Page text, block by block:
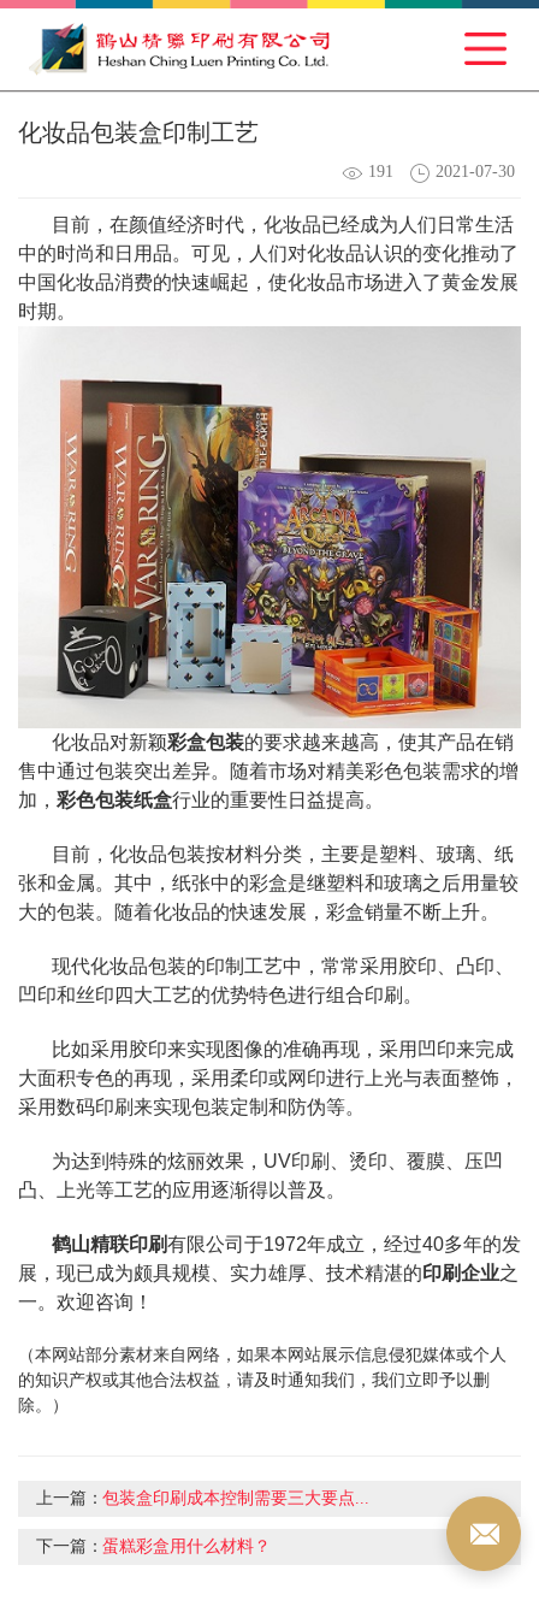
化妆品包装盒印制工艺
191 2021-07-30
目前，在颜值经济时代，化妆品已经成为人们日常生活
中的时尚和日用品。可见，人们对化妆品认识的变化推动了
中国化妆品消费的快速崛起，使化妆品市场进入了黄金发展
时期。
化妆品对新颖彩盒包装的要求越来越高，使其产品在销
售中通过包装突出差异。随着市场对精美彩色包装需求的增
加， 彩色包装纸盒行业的重要性日益提高。
目前，化妆品包装按材料分类，主要是塑料、玻璃、纸
张和金属。其中，纸张中的彩盒是继塑料和玻璃之后用量较
大的包装。随着化妆品的快速发展，彩盒销量不断上升。
现代化妆品包装的印制工艺中，常常采用胶印、凸印、
凹印和丝印四大工艺的优势特色进行组合印刷。
比如采用胶印来实现图像的准确再现，采用凹印来完成
大面积专色的再现，采用柔印或网印进行上光与表面整饰，
采用数码印刷来实现包装定制和防伪等。
为达到特殊的炫丽效果，UV印刷、烫印、覆膜、压凹
凸、上光等工艺的应用逐渐得以普及。
鹤山精联印刷有限公司于1972年成立，经过40多年的发
展，现已成为颇具规模、实力雄厚、技术精湛的印刷企业之
一。欢迎咨询！
（本网站部分素材来自网络，如果本网站展示信息侵犯媒体或个人
的知识产权或其他合法权益，请及时通知我们，我们立即予以删
除。）
上一篇：包装盒印刷成本控制需要三大要点...
下一篇：蛋糕彩盒用什么材料？